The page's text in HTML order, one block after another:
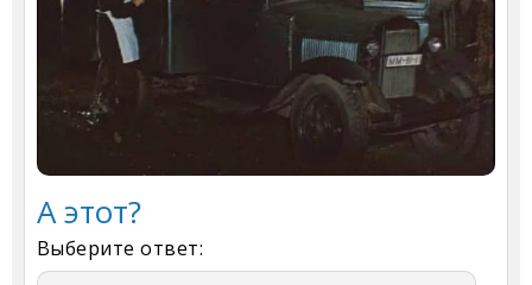
А этот?
Выберите ответ: